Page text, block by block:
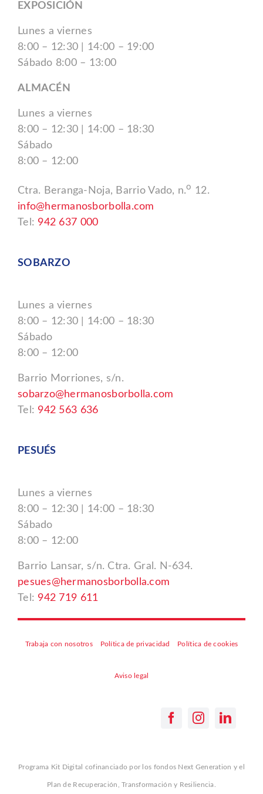
EXPOSICIÓN
Lunes a viernes
8:00 – 12:30 | 14:00 – 19:00
Sábado 8:00 – 13:00
ALMACÉN
Lunes a viernes
8:00 – 12:30 | 14:00 – 18:30
Sábado
8:00 – 12:00
Ctra. Beranga-Noja, Barrio Vado, n.o 12.
info@hermanosborbolla.com
Tel: 942 637 000
SOBARZO
Lunes a viernes
8:00 – 12:30 | 14:00 – 18:30
Sábado
8:00 – 12:00
Barrio Morriones, s/n.
sobarzo@hermanosborbolla.com
Tel: 942 563 636
PESUÉS
Lunes a viernes
8:00 – 12:30 | 14:00 – 18:30
Sábado
8:00 – 12:00
Barrio Lansar, s/n. Ctra. Gral. N-634.
pesues@hermanosborbolla.com
Tel: 942 719 611
Trabaja con nosotros Política de privacidad Política de cookies
Aviso legal
Programa Kit Digital cofinanciado por los fondos Next Generation y el
Plan de Recuperación, Transformación y Resiliencia.